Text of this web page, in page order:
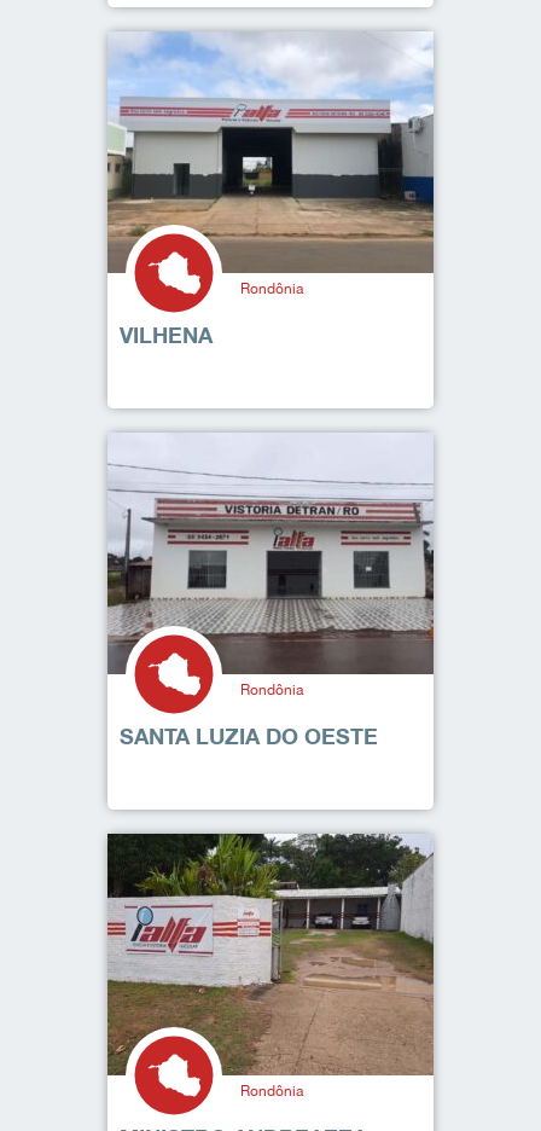
Rondônia
VILHENA
Rondônia
SANTA LUZIA DO OESTE
Rondônia